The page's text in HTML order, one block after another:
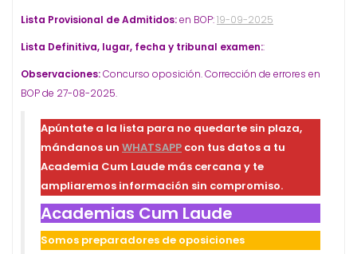
Lista Provisional de Admitidos:en BOP:19-09-2025
Lista Definitiva, lugar, fecha y tribunal examen::
Observaciones:Concurso oposición. Corrección de errores en
BOP de 27-08-2025.
Apúntate a la lista para no quedarte sin plaza,
mándanos un WHATSAPP con tus datos a tu
Academia Cum Laude más cercana y te
ampliaremos información sin compromiso.
Academias Cum Laude
Somos preparadores de oposiciones